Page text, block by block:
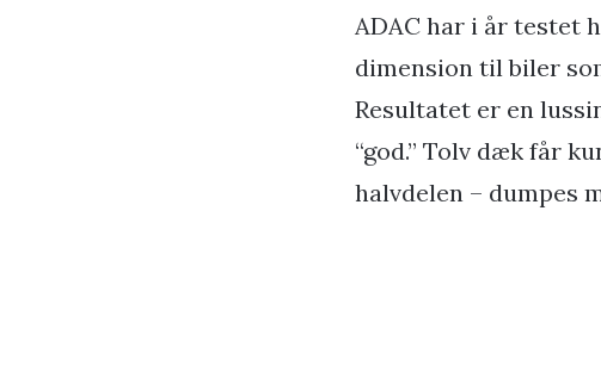
ADAC har i år testet
dimension til biler
Resultatet er en
“god.” Tolv dæk får
halvdelen – dumpes